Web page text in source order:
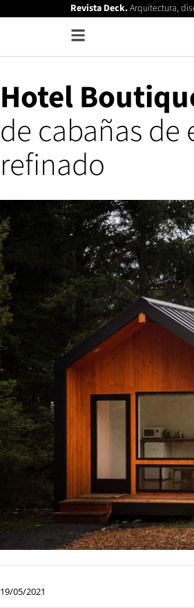
Revista Deck.Arquitectura,
Hotel
de cabañas
refinado
19/05/2021